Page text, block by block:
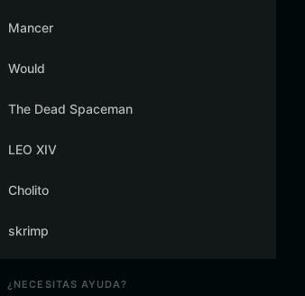
Mancer
Would
The Dead Spaceman
LEO XIV
Cholito
skrimp
¿NECESITAS AYUDA?